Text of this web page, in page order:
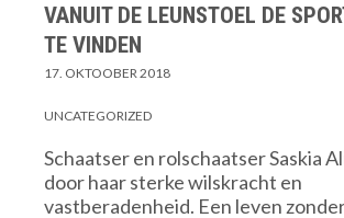
VANUIT DE LEUNSTOEL DE
TE VINDEN
17. OKTOOBER 2018
UNCATEGORIZED
Schaatser en rolschaatser Saskia
door haar sterke wilskracht en
vastberadenheid. Een leven